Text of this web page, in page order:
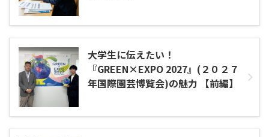
大学生に伝えたい！
『GREEN×EXPO 2027』(２０２７
年国際園芸博覧会)の魅力 【前編】